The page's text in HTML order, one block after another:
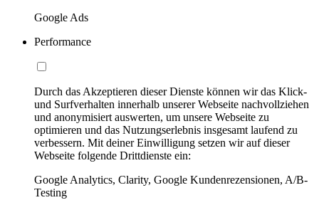
Google Ads
Performance
Durch das Akzeptieren dieser Dienste können wir das Klick-
und Surfverhalten innerhalb unserer Webseite nachvollziehen
und anonymisiert auswerten, um unsere Webseite zu
optimieren und das Nutzungserlebnis insgesamt laufend zu
verbessern. Mit deiner Einwilligung setzen wir auf dieser
Webseite folgende Drittdienste ein:
Google Analytics, Clarity, Google Kundenrezensionen, A/B-
Testing